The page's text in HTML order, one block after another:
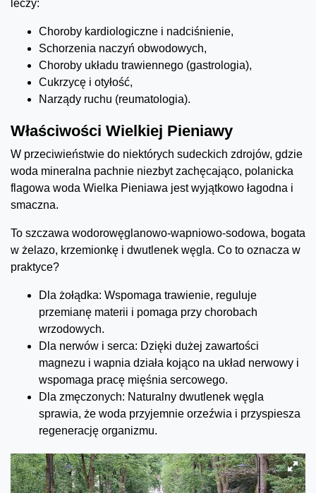
leczy:
Choroby kardiologiczne i nadciśnienie,
Schorzenia naczyń obwodowych,
Choroby układu trawiennego (gastrologia),
Cukrzycę i otyłość,
Narządy ruchu (reumatologia).
Właściwości Wielkiej Pieniawy
W przeciwieństwie do niektórych sudeckich zdrojów, gdzie
woda mineralna pachnie niezbyt zachęcająco, polanicka
flagowa woda Wielka Pieniawa jest wyjątkowo łagodna i
smaczna.
To szczawa wodorowęglanowo-wapniowo-sodowa, bogata
w żelazo, krzemionkę i dwutlenek węgla. Co to oznacza w
praktyce?
Dla żołądka: Wspomaga trawienie, reguluje
przemianę materii i pomaga przy chorobach
wrzodowych.
Dla nerwów i serca: Dzięki dużej zawartości
magnezu i wapnia działa kojąco na układ nerwowy i
wspomaga pracę mięśnia sercowego.
Dla zmęczonych: Naturalny dwutlenek węgla
sprawia, że woda przyjemnie orzeźwia i przyspiesza
regenerację organizmu.